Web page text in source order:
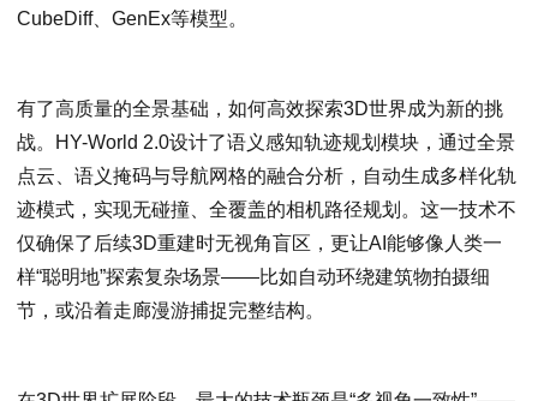
CubeDiff、GenEx等模型。
有了高质量的全景基础，如何高效探索3D世界成为新的挑
战。HY-World 2.0设计了语义感知轨迹规划模块，通过全景
点云、语义掩码与导航网格的融合分析，自动生成多样化轨
迹模式，实现无碰撞、全覆盖的相机路径规划。这一技术不
仅确保了后续3D重建时无视角盲区，更让AI能够像人类一
样“聪明地”探索复杂场景——比如自动环绕建筑物拍摄细
节，或沿着走廊漫游捕捉完整结构。